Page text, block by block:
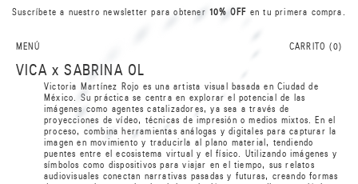
Suscríbete a nuestro newsletter para obtener10% OFF en tu primera compra.
MENÚ CARRITO (0)
L
0
A
N
I R
B
A
S
I
R
B
VICA x SABRINA OL
Victoria Martínez Rojo es una artista visual basada en Ciudad de
México. Su práctica se centra en explorar el potencial de las
imágenes como agentes catalizadores, ya sea a través de
proyecciones de vídeo, técnicas de impresión o medios mixtos. En el
proceso, combina herramientas análogas y digitales para capturar la
imagen en movimiento y traducirla al plano material, tendiendo
puentes entre el ecosistema virtual y el físico. Utilizando imágenes y
símbolos como dispositivos para viajar en el tiempo, sus relatos
audiovisuales conectan narrativas pasadas y futuras, creando formas